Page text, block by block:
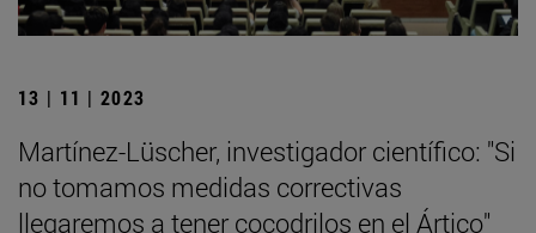
13 | 11 | 2023
Martínez-Lüscher, investigador científico: "Si
no tomamos medidas correctivas
llegaremos a tener cocodrilos en el Ártico"